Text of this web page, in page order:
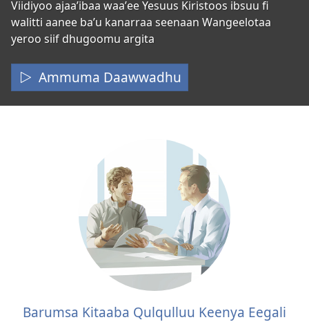
Seenaa
Tajaajila
Yesuus
Viidiyoo ajaaʼibaa waaʼee Yesuus Kiristoos ibsuu fi
walitti aanee baʼu kanarraa seenaan Wangeelotaa
yeroo siif dhugoomu argita
Ammuma Daawwadhu
Barumsa Kitaaba Qulqulluu Keenya Eegali